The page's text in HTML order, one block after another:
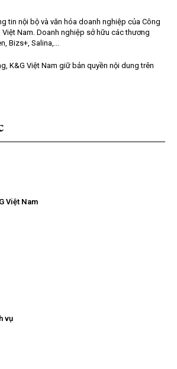
tin nội bộ và văn hóa doanh nghiệp của Công
Việt Nam. Doanh nghiệp sở hữu các thương
Bizs+, Salina,...
K&G Việt Nam giữ bản quyền nội dung trên
Việt Nam
vụ